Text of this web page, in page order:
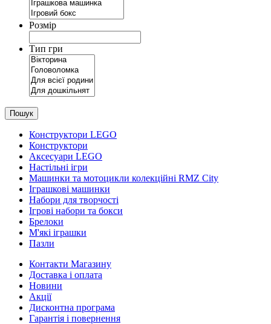
Розмір
Тип гри
Пошук
Конструктори LEGO
Конструктори
Аксесуари LEGO
Настільні ігри
Машинки та мотоцикли колекційні RMZ City
Іграшкові машинки
Набори для творчості
Ігрові набори та бокси
Брелоки
М'які іграшки
Пазли
Контакти Магазину
Доставка і оплата
Новини
Акції
Дисконтна програма
Гарантія і повернення